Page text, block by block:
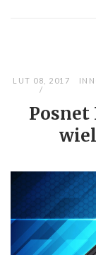
LUT 08, 2017
Posnet